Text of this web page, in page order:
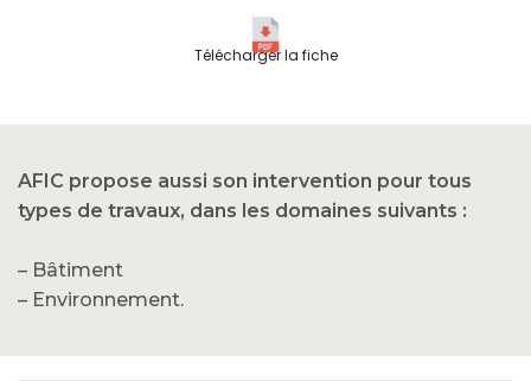
Télécharger la fiche
AFIC propose aussi son intervention pour tous
types de travaux, dans les domaines suivants :
– Bâtiment
– Environnement.